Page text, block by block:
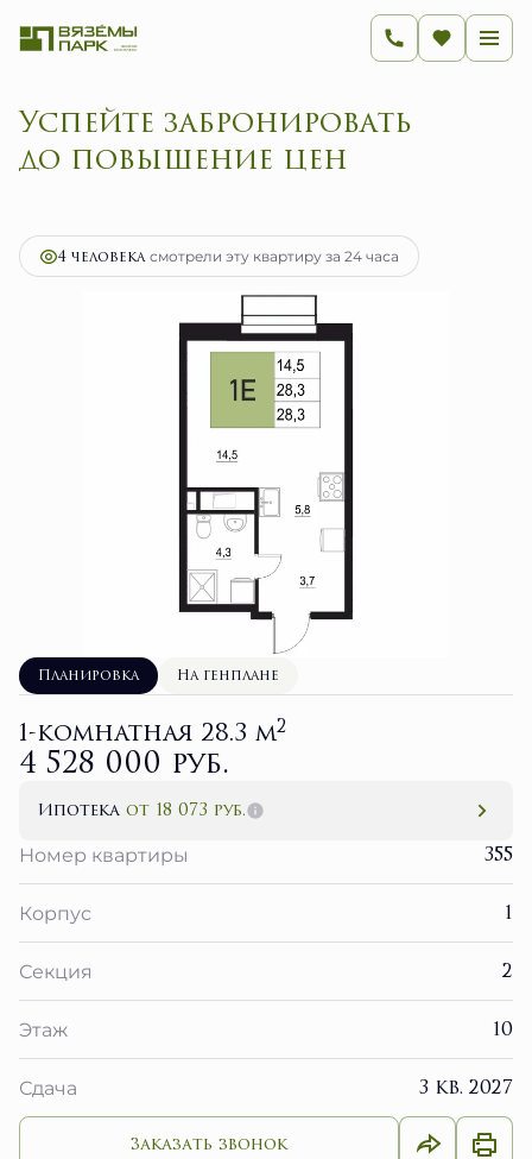
Успейте забронировать
до повышение цен
1-комнатная28.3 м2
4 человекaсмотрели эту квартиру за 24 часа
Планировка На генплане
1-комнатная 28.3 м2
4 528 000 руб.
Ипотека от 18 073 руб.
Номер квартиры
355
Корпус 1
Секция 2
Этаж 10
Сдача 3 кв. 2027
Заказать звонок